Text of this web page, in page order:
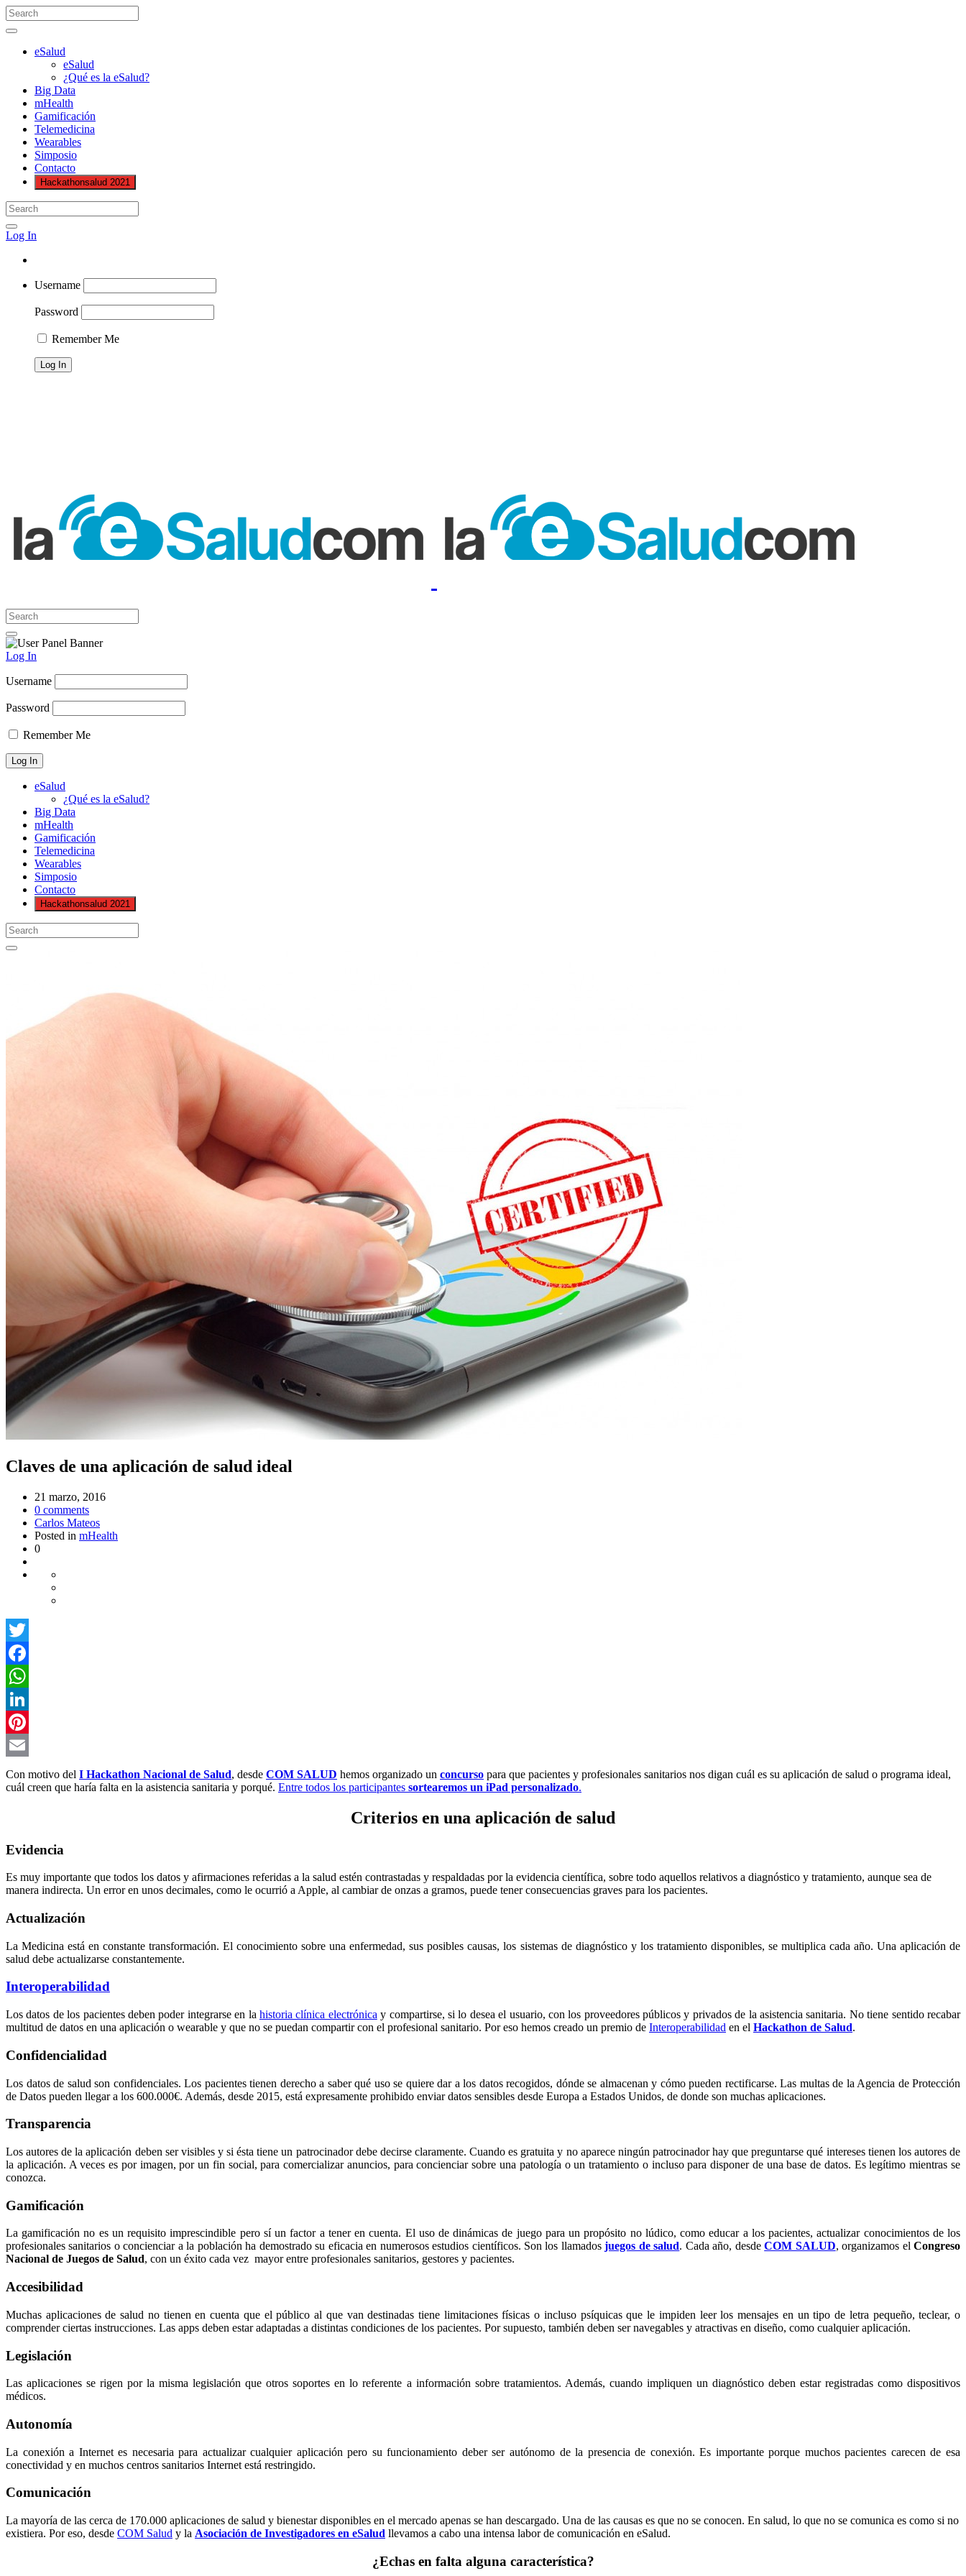
eSalud
eSalud
¿Qué es la eSalud?
Big Data
mHealth
Gamificación
Telemedicina
Wearables
Simposio
Contacto
Hackathonsalud 2021
Log In
Username
Password
Remember Me
Log In
Username
Password
Remember Me
eSalud
¿Qué es la eSalud?
Big Data
mHealth
Gamificación
Telemedicina
Wearables
Simposio
Contacto
Hackathonsalud 2021
Claves de una aplicación de salud ideal
21 marzo, 2016
0 comments
Carlos Mateos
Posted in mHealth
0
Twitter
Facebook
WhatsApp
LinkedIn
Pinterest
Email
Con motivo del I Hackathon Nacional de Salud, desde COM SALUD hemos organizado un concurso para que pacientes y profesionales sanitarios nos digan cuál es su aplicación de salud o programa ideal,
cuál creen que haría falta en la asistencia sanitaria y porqué. Entre todos los participantes sortearemos un iPad personalizado.
Criterios en una aplicación de salud
Evidencia
Es muy importante que todos los datos y afirmaciones referidas a la salud estén contrastadas y respaldadas por la evidencia científica, sobre todo aquellos relativos a diagnóstico y tratamiento, aunque sea de
manera indirecta. Un error en unos decimales, como le ocurrió a Apple, al cambiar de onzas a gramos, puede tener consecuencias graves para los pacientes.
Actualización
La Medicina está en constante transformación. El conocimiento sobre una enfermedad, sus posibles causas, los sistemas de diagnóstico y los tratamiento disponibles, se multiplica cada año. Una aplicación de
salud debe actualizarse constantemente.
Interoperabilidad
Los datos de los pacientes deben poder integrarse en la historia clínica electrónica y compartirse, si lo desea el usuario, con los proveedores públicos y privados de la asistencia sanitaria. No tiene sentido recabar
multitud de datos en una aplicación o wearable y que no se puedan compartir con el profesional sanitario. Por eso hemos creado un premio de Interoperabilidad en el Hackathon de Salud.
Confidencialidad
Los datos de salud son confidenciales. Los pacientes tienen derecho a saber qué uso se quiere dar a los datos recogidos, dónde se almacenan y cómo pueden rectificarse. Las multas de la Agencia de Protección
de Datos pueden llegar a los 600.000€. Además, desde 2015, está expresamente prohibido enviar datos sensibles desde Europa a Estados Unidos, de donde son muchas aplicaciones.
Transparencia
Los autores de la aplicación deben ser visibles y si ésta tiene un patrocinador debe decirse claramente. Cuando es gratuita y no aparece ningún patrocinador hay que preguntarse qué intereses tienen los autores de
la aplicación. A veces es por imagen, por un fin social, para comercializar anuncios, para concienciar sobre una patología o un tratamiento o incluso para disponer de una base de datos. Es legítimo mientras se
conozca.
Gamificación
La gamificación no es un requisito imprescindible pero sí un factor a tener en cuenta. El uso de dinámicas de juego para un propósito no lúdico, como educar a los pacientes, actualizar conocimientos de los
profesionales sanitarios o concienciar a la población ha demostrado su eficacia en numerosos estudios científicos. Son los llamadosjuegos de salud. Cada año, desdeCOM SALUD, organizamos elCongreso
Nacional de Juegos de Salud, con un éxito cada vez mayor entre profesionales sanitarios, gestores y pacientes.
Accesibilidad
Muchas aplicaciones de salud no tienen en cuenta que el público al que van destinadas tiene limitaciones físicas o incluso psíquicas que le impiden leer los mensajes en un tipo de letra pequeño, teclear, o
comprender ciertas instrucciones. Las apps deben estar adaptadas a distintas condiciones de los pacientes. Por supuesto, también deben ser navegables y atractivas en diseño, como cualquier aplicación.
Legislación
Las aplicaciones se rigen por la misma legislación que otros soportes en lo referente a información sobre tratamientos. Además, cuando impliquen un diagnóstico deben estar registradas como dispositivos
médicos.
Autonomía
La conexión a Internet es necesaria para actualizar cualquier aplicación pero su funcionamiento deber ser autónomo de la presencia de conexión. Es importante porque muchos pacientes carecen de esa
conectividad y en muchos centros sanitarios Internet está restringido.
Comunicación
La mayoría de las cerca de 170.000 aplicaciones de salud y bienestar disponibles en el mercado apenas se han descargado. Una de las causas es que no se conocen. En salud, lo que no se comunica es como si no
existiera. Por eso, desde COM Salud y la Asociación de Investigadores en eSalud llevamos a cabo una intensa labor de comunicación en eSalud.
¿Echas en falta alguna característica?